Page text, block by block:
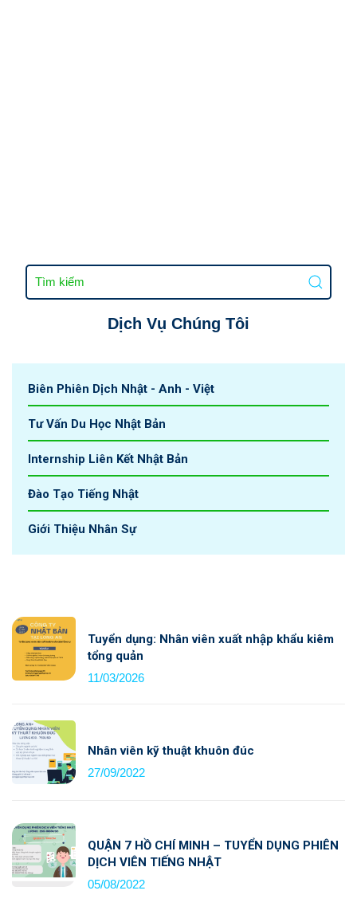
Dịch Vụ Chúng Tôi
Biên Phiên Dịch Nhật - Anh - Việt
Tư Vấn Du Học Nhật Bản
Internship Liên Kết Nhật Bản
Đào Tạo Tiếng Nhật
Giới Thiệu Nhân Sự
Tuyển dụng: Nhân viên xuất nhập khẩu kiêm
tổng quản
11/03/2026
Nhân viên kỹ thuật khuôn đúc
27/09/2022
QUẬN 7 HỒ CHÍ MINH – TUYỂN DỤNG PHIÊN
DỊCH VIÊN TIẾNG NHẬT
05/08/2022